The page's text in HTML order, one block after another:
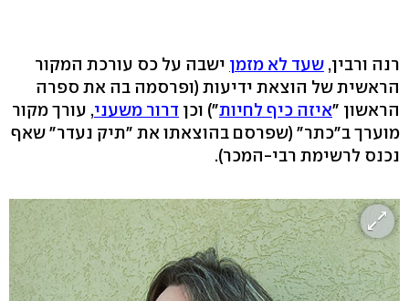
רנה ורבין, שעד לא מזמן ישבה על כס עורכת המקור
הראשית של הוצאת ידיעות (ופרסמה בה את ספרה
הראשון "איזה כיף לחיות") וכן דרור משעני, עורך מקור
מוערך ב"כתר" (שפרסם בהוצאתו את "תיק נעדר" שאף
נכנס לרשימת רבי-המכר).